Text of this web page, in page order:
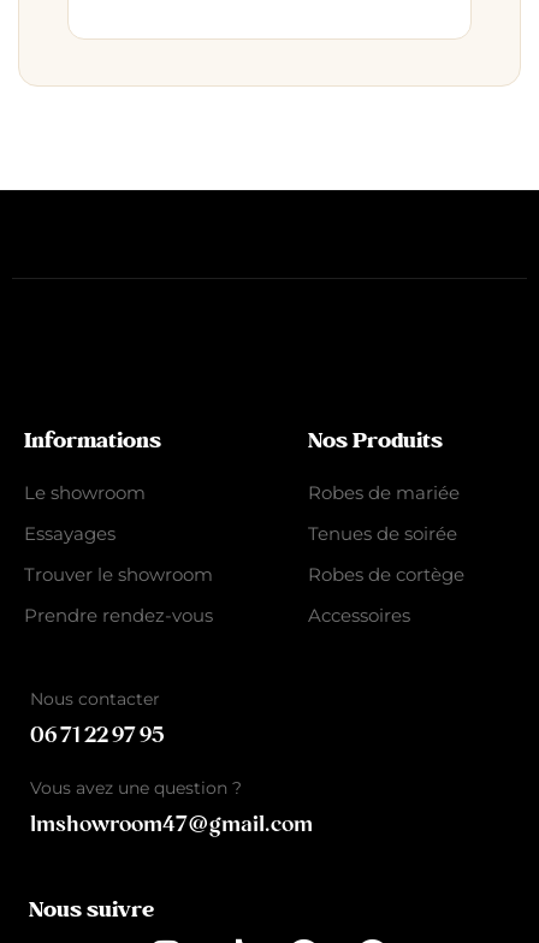
Informations
Le showroom
Essayages
Trouver le showroom
Prendre rendez-vous
Nos Produits
Robes de mariée
Tenues de soirée
Robes de cortège
Accessoires
Nous contacter
06 71 22 97 95
Vous avez une question ?
lmshowroom47@gmail.com
Nous suivre